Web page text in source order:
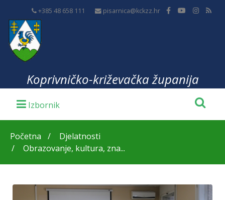
+385 48 658 111 pisarnica@kckzz.hr
Koprivničko-križevačka županija
Početna
Djelatnosti
Obrazovanje, kultura, zna...